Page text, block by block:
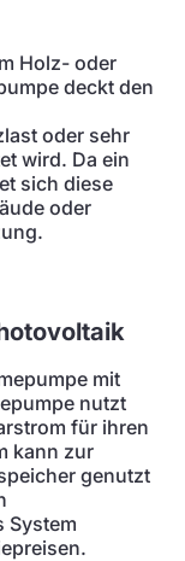
Holz- oder
deckt den
oder sehr
wird. Da ein
sich diese
oder
mit
nutzt
für ihren
kann zur
genutzt
System